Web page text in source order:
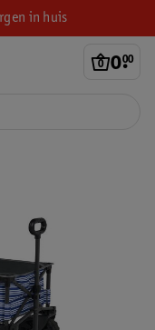
in huis
0.
00